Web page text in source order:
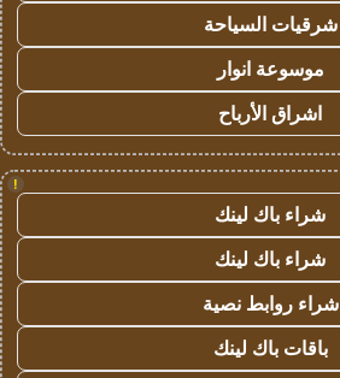
شرقيات السياحة
موسوعة انوار
اشراق الأرباح
!
شراء باك لينك
شراء باك لينك
شراء روابط نصية
باقات باك لينك